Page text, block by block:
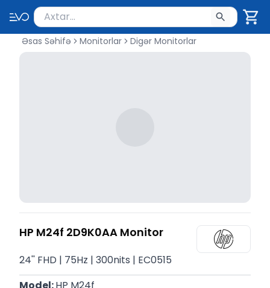
Məhsul axtar
Axtarış üçün ən azı 2 simvol yazın. Göndərmək
Əsas Səhifə Monitorlar Digər Monitorlar
HP M24f 2D9K0AA Monitor
24'' FHD | 75Hz | 300nits | EC0515